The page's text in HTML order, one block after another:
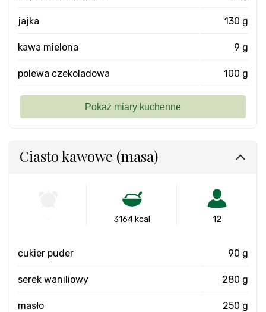
jajka 130 g
kawa mielona 9 g
polewa czekoladowa 100 g
Ciasto kawowe (masa)
3164 kcal 12
cukier puder 90 g
serek waniliowy 280 g
masło 250 g